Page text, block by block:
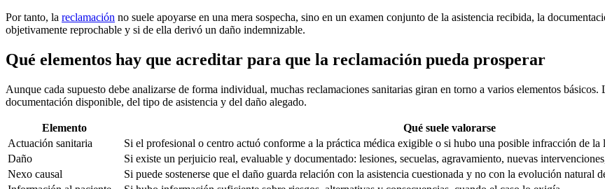
Por tanto, la reclamación no suele apoyarse en una mera sospecha, sino en un examen conjunto de la asistencia recibida, la
objetivamente reprochable y si de ella derivó un daño indemnizable.
Qué elementos hay que acreditar para que la reclamación pueda prosperar
Aunque cada supuesto debe analizarse de forma individual, muchas reclamaciones sanitarias giran en torno a varios elementos básicos.
documentación disponible, del tipo de asistencia y del daño alegado.
Elemento
Qué suele valorarse
Actuación sanitaria
Si el profesional o centro actuó conforme a la práctica médica exigible o si hubo una posible infracción de la
Daño
Si existe un perjuicio real, evaluable y documentado: lesiones, secuelas, agravamiento, nuevas
Nexo causal
Si puede sostenerse que el daño guarda relación con la asistencia cuestionada y no con la evolución natural